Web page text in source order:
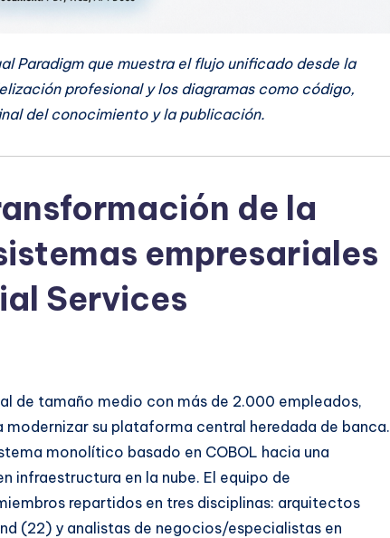
Paradigm que muestra el flujo unificado desde la
profesional y los diagramas como código,
del conocimiento y la publicación.
de la
empresariales
Services
de tamaño medio con más de 2.000 empleados,
su plataforma central heredada de banca.
monolítico basado en COBOL hacia una
infraestructura en la nube. El equipo de
repartidos en tres disciplinas: arquitectos
(22) y analistas de negocios/especialistas en